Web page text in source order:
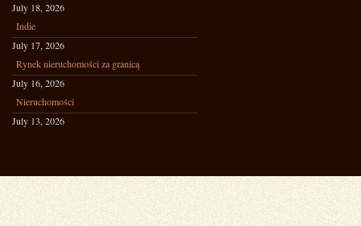
July 18, 2026
Indie
July 17, 2026
Rynek nieruchomości za granicą
July 16, 2026
Nieruchomości
July 13, 2026